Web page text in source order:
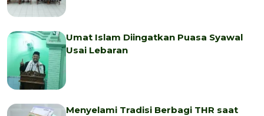
Umat Islam Diingatkan Puasa Syawal
Usai Lebaran
Menyelami Tradisi Berbagi THR saat